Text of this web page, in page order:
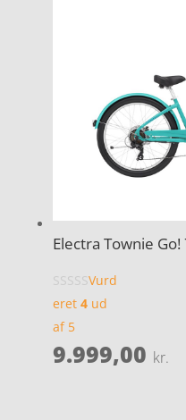
Electra Townie
Vurd
eret 4ud
af 5
9.999,00 kr.